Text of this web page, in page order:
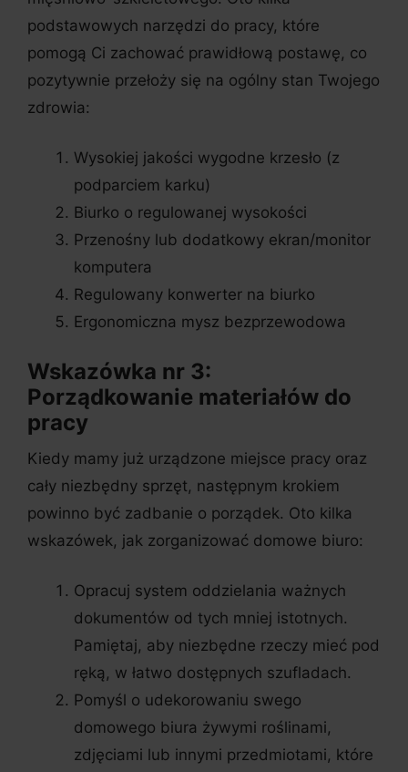
podstawowych narzędzi do pracy, które
pomogą Ci zachować prawidłową postawę, co
pozytywnie przełoży się na ogólny stan Twojego
zdrowia:
Wysokiej jakości wygodne krzesło (z
podparciem karku)
Biurko o regulowanej wysokości
Przenośny lub dodatkowy ekran/monitor
komputera
Regulowany konwerter na biurko
Ergonomiczna mysz bezprzewodowa
Wskazówka nr 3:
Porządkowanie materiałów do
pracy
Kiedy mamy już urządzone miejsce pracy oraz
cały niezbędny sprzęt, następnym krokiem
powinno być zadbanie o porządek. Oto kilka
wskazówek, jak zorganizować domowe biuro:
Opracuj system oddzielania ważnych
dokumentów od tych mniej istotnych.
Pamiętaj, aby niezbędne rzeczy mieć pod
ręką, w łatwo dostępnych szufladach.
Pomyśl o udekorowaniu swego
domowego biura żywymi roślinami,
zdjęciami lub innymi przedmiotami, które